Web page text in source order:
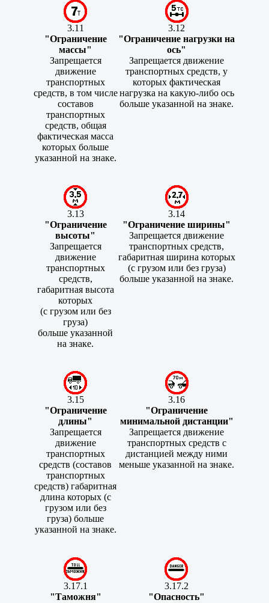
3.11
3.12
"Ограничение
массы"
Запрещается
движение
транспортных
средств, в том числе
составов
транспортных
средств, общая
фактическая масса
которых больше
указанной на знаке.
"Ограничение нагрузки на
ось"
Запрещается движение
транспортных средств, у
которых фактическая
нагрузка на какую-либо ось
больше указанной на знаке.
3.13
3.14
"Ограничение
высоты"
Запрещается
движение
транспортных
средств,
габаритная высота
которых
(с грузом или без
груза)
больше указанной
на знаке.
"Ограничение ширины"
Запрещается движение
транспортных средств,
габаритная ширина которых
(с грузом или без груза)
больше указанной на знаке.
3.15
3.16
"Ограничение
длины"
Запрещается
движение
транспортных
средств (составов
транспортных
средств) габаритная
длина которых (с
грузом или без
груза) больше
указанной на знаке.
"Ограничение
минимальной дистанции"
Запрещается движение
транспортных средств с
дистанцией между ними
меньше указанной на знаке.
3.17.1
3.17.2
"Таможня"
"Опасность"